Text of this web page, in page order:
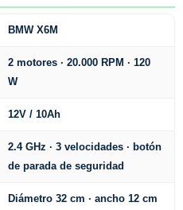
BMW X6M
2 motores · 20.000 RPM · 120
W
12V / 10Ah
2.4 GHz · 3 velocidades · botón
de parada de seguridad
Diámetro 32 cm · ancho 12 cm